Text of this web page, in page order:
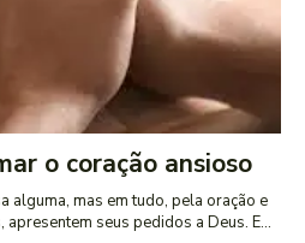
o coração ansioso
alguma, mas em tudo, pela oração e
apresentem seus pedidos a Deus. E...